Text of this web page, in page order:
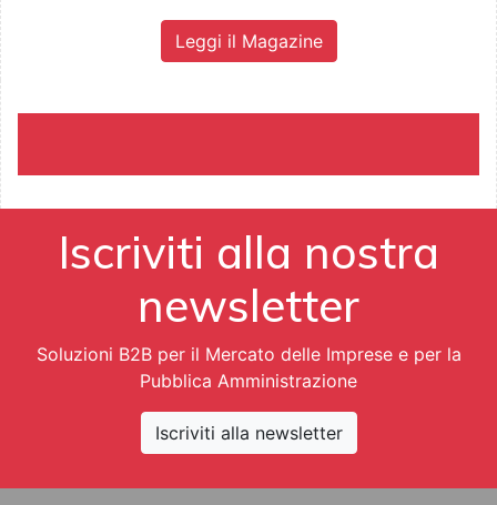
Leggi il Magazine
Iscriviti alla nostra
newsletter
Soluzioni B2B per il Mercato delle Imprese e per la
Pubblica Amministrazione
Iscriviti alla newsletter